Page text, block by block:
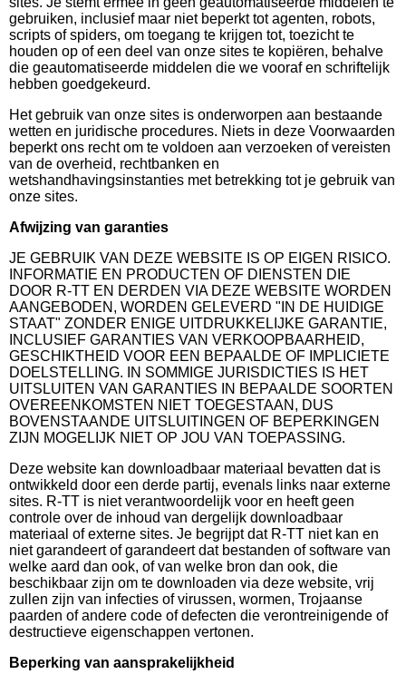
gebruiken, inclusief maar niet beperkt tot agenten, robots,
scripts of spiders, om toegang te krijgen tot, toezicht te
houden op of een deel van onze sites te kopiëren, behalve
die geautomatiseerde middelen die we vooraf en schriftelijk
hebben goedgekeurd.
Het gebruik van onze sites is onderworpen aan bestaande
wetten en juridische procedures. Niets in deze Voorwaarden
beperkt ons recht om te voldoen aan verzoeken of vereisten
van de overheid, rechtbanken en
wetshandhavingsinstanties met betrekking tot je gebruik van
onze sites.
Afwijzing van garanties
JE GEBRUIK VAN DEZE WEBSITE IS OP EIGEN RISICO.
INFORMATIE EN PRODUCTEN OF DIENSTEN DIE
DOOR R-TT EN DERDEN VIA DEZE WEBSITE WORDEN
AANGEBODEN, WORDEN GELEVERD "IN DE HUIDIGE
STAAT" ZONDER ENIGE UITDRUKKELIJKE GARANTIE,
INCLUSIEF GARANTIES VAN VERKOOPBAARHEID,
GESCHIKTHEID VOOR EEN BEPAALDE OF IMPLICIETE
DOELSTELLING. IN SOMMIGE JURISDICTIES IS HET
UITSLUITEN VAN GARANTIES IN BEPAALDE SOORTEN
OVEREENKOMSTEN NIET TOEGESTAAN, DUS
BOVENSTAANDE UITSLUITINGEN OF BEPERKINGEN
ZIJN MOGELIJK NIET OP JOU VAN TOEPASSING.
Deze website kan downloadbaar materiaal bevatten dat is
ontwikkeld door een derde partij, evenals links naar externe
sites. R-TT is niet verantwoordelijk voor en heeft geen
controle over de inhoud van dergelijk downloadbaar
materiaal of externe sites. Je begrijpt dat R-TT niet kan en
niet garandeert of garandeert dat bestanden of software van
welke aard dan ook, of van welke bron dan ook, die
beschikbaar zijn om te downloaden via deze website, vrij
zullen zijn van infecties of virussen, wormen, Trojaanse
paarden of andere code of defecten die verontreinigende of
destructieve eigenschappen vertonen.
Beperking van aansprakelijkheid